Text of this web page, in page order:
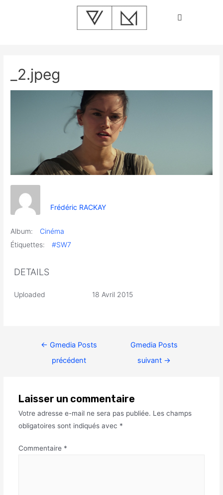
_2.jpeg
Frédéric RACKAY
Album:
Cinéma
Étiquettes:
#SW7
DETAILS
Uploaded 18 Avril 2015
← Gmedia Posts
précédent
Gmedia Posts
suivant →
Laisser un commentaire
Votre adresse e-mail ne sera pas publiée. Les champs
obligatoires sont indiqués avec *
Commentaire *